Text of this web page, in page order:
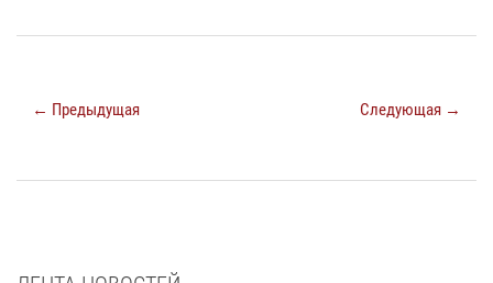
← Предыдущая Следующая →